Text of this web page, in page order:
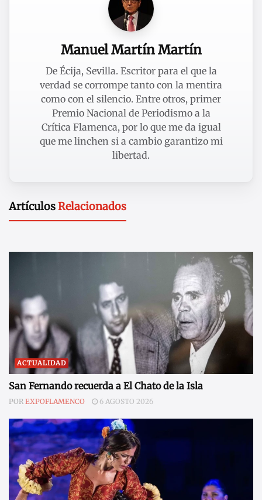
Manuel Martín Martín
De Écija, Sevilla. Escritor para el que la
verdad se corrompe tanto con la mentira
como con el silencio. Entre otros, primer
Premio Nacional de Periodismo a la
Crítica Flamenca, por lo que me da igual
que me linchen si a cambio garantizo mi
libertad.
ArtículosRelacionados
ACTUALIDAD
San Fernando recuerda a El Chato de la Isla
POR EXPOFLAMENCO 6 AGOSTO 2026